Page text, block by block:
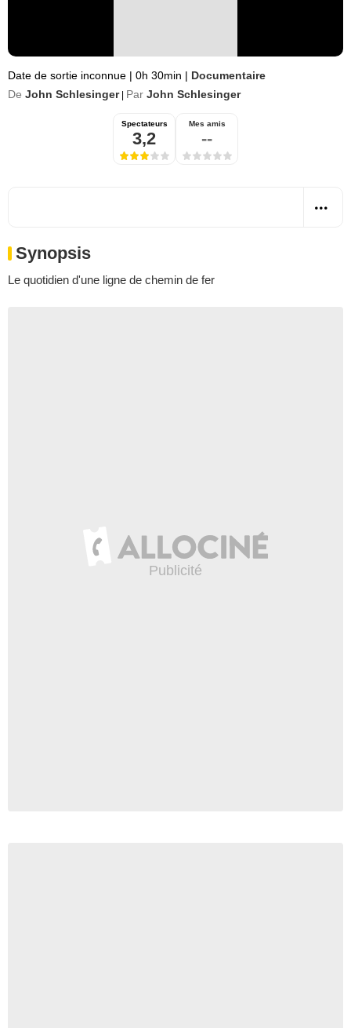
Date de sortie inconnue | 0h 30min | Documentaire
De John Schlesinger Par John Schlesinger
Spectateurs
3,2
Mes amis
--
Synopsis
Le quotidien d'une ligne de chemin de fer